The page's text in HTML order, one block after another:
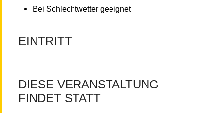
Bei Schlechtwetter geeignet
EINTRITT
DIESE VERANSTALTUNG
FINDET STATT